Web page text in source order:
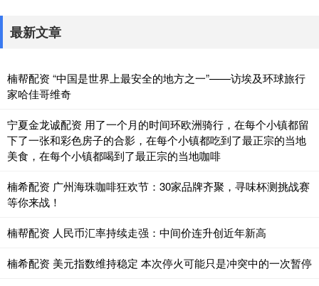
最新文章
楠帮配资 “中国是世界上最安全的地方之一”——访埃及环球旅行
家哈佳哥维奇
宁夏金龙诚配资 用了一个月的时间环欧洲骑行，在每个小镇都留
下了一张和彩色房子的合影，在每个小镇都吃到了最正宗的当地
美食，在每个小镇都喝到了最正宗的当地咖啡
楠希配资 广州海珠咖啡狂欢节：30家品牌齐聚，寻味杯测挑战赛
等你来战！
楠帮配资 人民币汇率持续走强：中间价连升创近年新高
楠希配资 美元指数维持稳定 本次停火可能只是冲突中的一次暂停